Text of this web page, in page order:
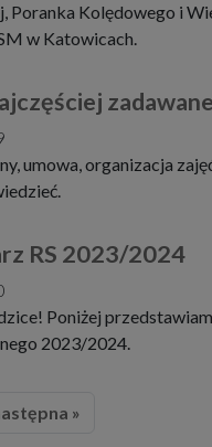
Poranka Kolędowego i
w Katowicach.
umowa, organizacja
RS 2023/2024
Poniżej
2023/2024.
»